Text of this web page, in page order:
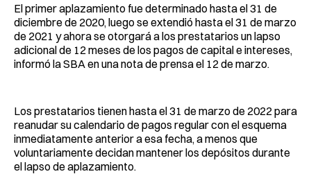
El primer aplazamiento fue determinado hasta el 31 de
diciembre de 2020, luego se extendió hasta el 31 de marzo
de 2021 y ahora se otorgará a los prestatarios un lapso
adicional de 12 meses de los pagos de capital e intereses,
informó la SBA en una nota de prensa el 12 de marzo.
Los prestatarios tienen hasta el 31 de marzo de 2022 para
reanudar su calendario de pagos regular con el esquema
inmediatamente anterior a esa fecha, a menos que
voluntariamente decidan mantener los depósitos durante
el lapso de aplazamiento.